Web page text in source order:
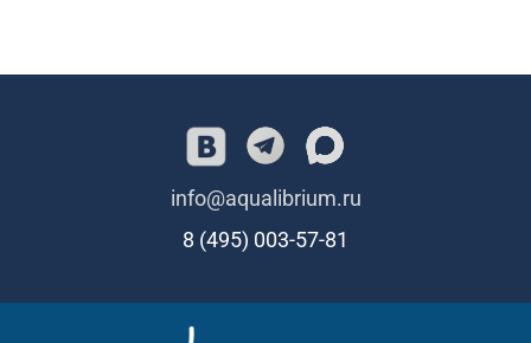
info@aqualibrium.ru
8 (495) 003-57-81